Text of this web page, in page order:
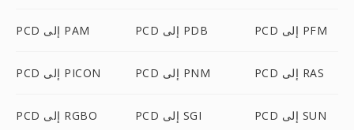
PCD إلى PAM PCD إلى PDB PCD إلى PFM
PCD إلى PICON PCD إلى PNM PCD إلى RAS
PCD إلى RGBO PCD إلى SGI PCD إلى SUN